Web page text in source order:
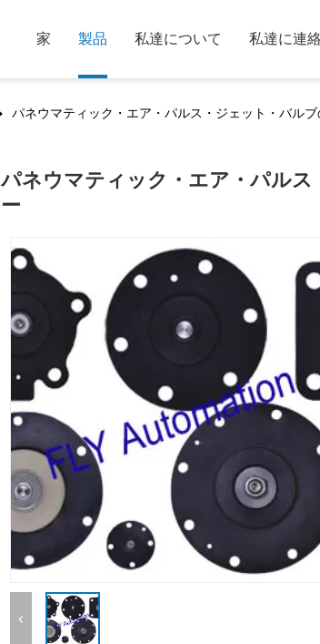
家 製品 私達について 私達に連
パネウマティック・エア・パルス・ジェット・バル
パネウマティック・エア・パル
ー